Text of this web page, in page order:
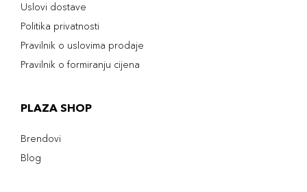
Uslovi dostave
Politika privatnosti
Pravilnik o uslovima prodaje
Pravilnik o formiranju cijena
PLAZA SHOP
Brendovi
Blog